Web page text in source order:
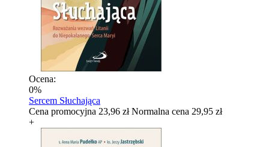
Ocena:
0%
Sercem Słuchająca
Cena promocyjna 23,96 zł Normalna cena 29,95 zł
+